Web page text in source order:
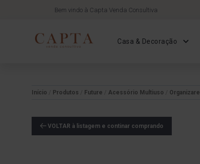
Bem vindo à Capta Venda Consultiva
Casa & Decoração
Início Produtos Future Acessório Multiuso Organizare
VOLTAR à listagem e continar comprando